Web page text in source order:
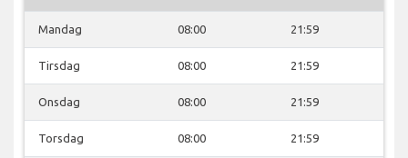
Mandag 08:00 21:59
Tirsdag 08:00 21:59
Onsdag 08:00 21:59
Torsdag 08:00 21:59